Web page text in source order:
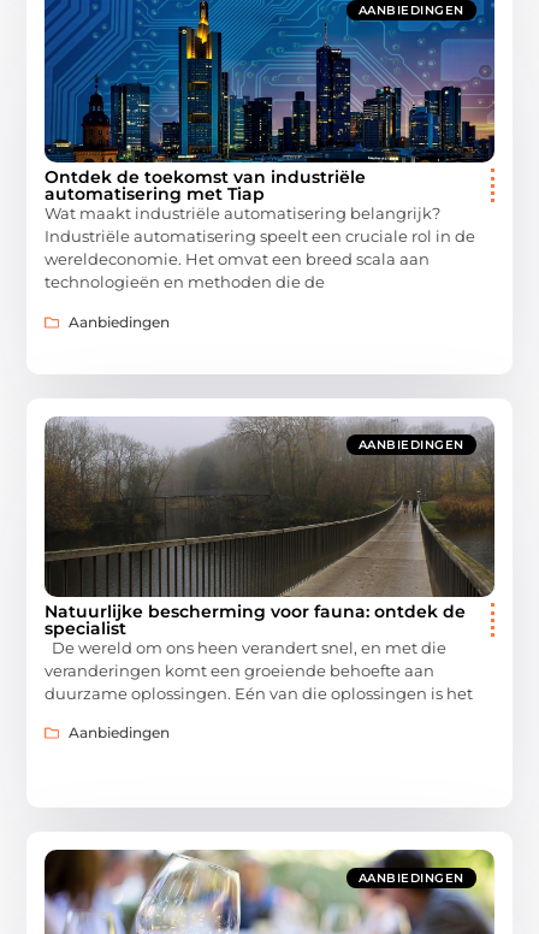
AANBIEDINGEN
Ontdek de toekomst van industriële
automatisering met Tiap
Wat maakt industriële automatisering belangrijk?
Industriële automatisering speelt een cruciale rol in de
wereldeconomie. Het omvat een breed scala aan
technologieën en methoden die de
Aanbiedingen
AANBIEDINGEN
Natuurlijke bescherming voor fauna: ontdek de
specialist
De wereld om ons heen verandert snel, en met die
veranderingen komt een groeiende behoefte aan
duurzame oplossingen. Eén van die oplossingen is het
Aanbiedingen
AANBIEDINGEN